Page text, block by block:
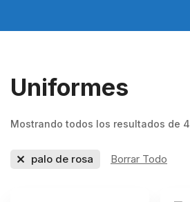
Uniformes
Mostrando todos los resultados de 4
palo de rosa Borrar Todo